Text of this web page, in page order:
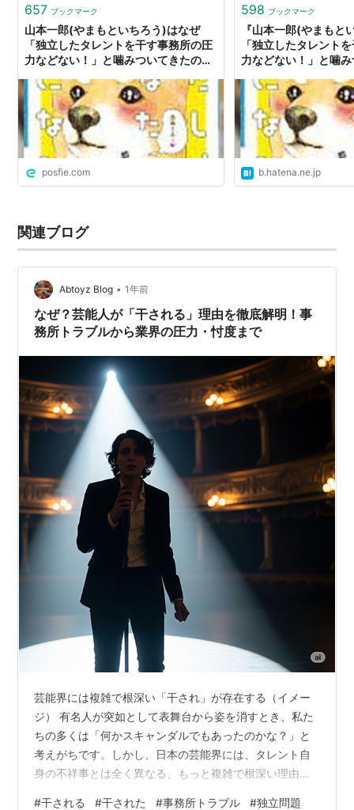
657 ブックマーク
山本一郎(やまもといちろう)はなぜ
「独立したタレントを干す事務所の圧
力などない！」と噛みついてきたの
posfie.com
598 ブックマーク
『山本一郎(やまもと
「独立したタレント
力などない！」と噛
b.hatena.ne.jp
関連ブログ
Abtoyz Blog • 1年前
なぜ？芸能人が「干される」理由を徹底解明！事
務所トラブルから業界の圧力・忖度まで
芸能界には複雑で根深い「干され」が存在する（イメー
ジ） 有名人が突如として表舞台から姿を消すとき、私た
ちの多くは「何かスキャンダルでもあったのかな？」と
考えがちです。しかし、日本の芸能界には、タレント自
身の不祥事とは全く異なる、もっと複雑で根深い理由で
#干される #干された #事務所トラブル #独立問題